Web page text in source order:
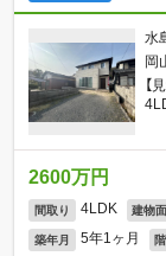
水
岡
【
2600万円
間取り 4LDK 建物
築年月 5年1ヶ月